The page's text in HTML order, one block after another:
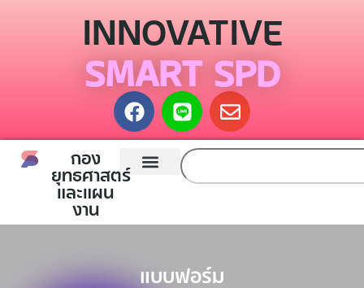
INNOVATIVE
SMART SPD
กอง
ยุทธศาสตร์
และแผน
งาน
แบบฟอร์ม